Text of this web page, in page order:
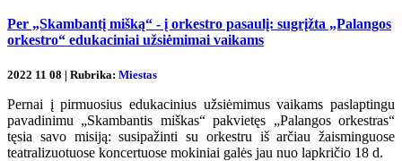
Per „Skambantį mišką“ - į orkestro pasaulį: sugrįžta „Palangos
orkestro“ edukaciniai užsiėmimai vaikams
2022 11 08 | Rubrika: Miestas
Pernai į pirmuosius edukacinius užsiėmimus vaikams paslaptingu
pavadinimu „Skambantis miškas“ pakvietęs „Palangos orkestras“
tęsia savo misiją: susipažinti su orkestru iš arčiau žaisminguose
teatralizuotuose koncertuose mokiniai galės jau nuo lapkričio 18 d.